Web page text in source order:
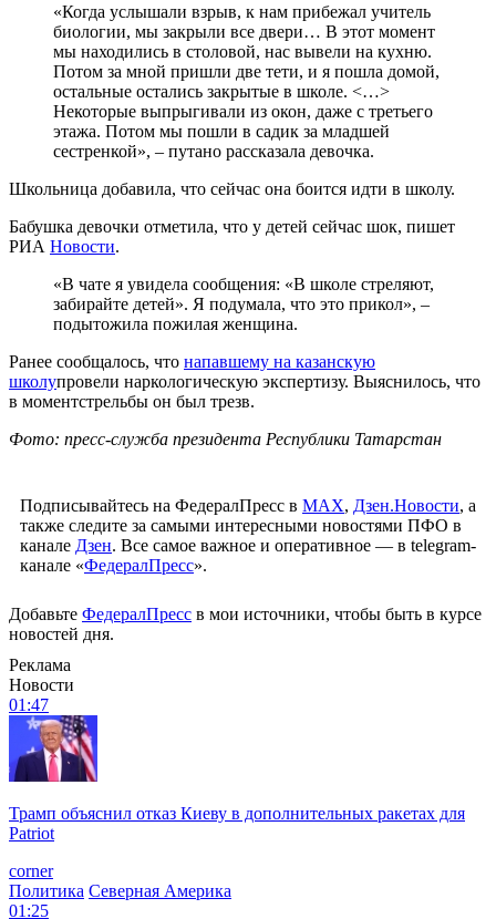
«Когда услышали взрыв, к нам прибежал учитель
биологии, мы закрыли все двери… В этот момент
мы находились в столовой, нас вывели на кухню.
Потом за мной пришли две тети, и я пошла домой,
остальные остались закрытые в школе. <…>
Некоторые выпрыгивали из окон, даже с третьего
этажа. Потом мы пошли в садик за младшей
сестренкой», – путано рассказала девочка.
Школьница добавила, что сейчас она боится идти в школу.
Бабушка девочки отметила, что у детей сейчас шок, пишет
РИА Новости.
«В чате я увидела сообщения: «В школе стреляют,
забирайте детей». Я подумала, что это прикол», –
подытожила пожилая женщина.
Ранее сообщалось, что напавшему на казанскую
школупровели наркологическую экспертизу. Выяснилось, что
в моментстрельбы он был трезв.
Фото: пресс-служба президента Республики Татарстан
Подписывайтесь на ФедералПресс в МАХ, Дзен.Новости, а
также следите за самыми интересными новостями ПФО в
канале Дзен. Все самое важное и оперативное — в telegram-
канале «ФедералПресс».
Добавьте ФедералПресс в мои источники, чтобы быть в курсе
новостей дня.
Реклама
Новости
01:47
Трамп объяснил отказ Киеву в дополнительных ракетах для
Patriot
corner
Политика Северная Америка
01:25